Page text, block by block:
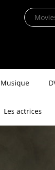
Musique
Les actrices